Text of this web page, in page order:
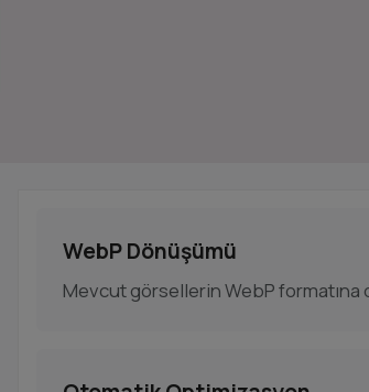
WebP Dönüşümü
Mevcut görsellerin WebP